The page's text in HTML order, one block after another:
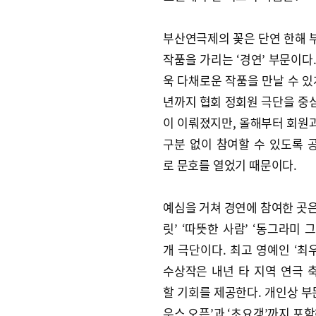
부산연극제의 꽃은 단연 한해
작품을 가리는 ‘경연’ 부문이
욱 다채로운 작품을 만날 수
년까지 협회 정회원 극단을 중
이 이뤄졌지만, 올해부터 회원
구분 없이 참여할 수 있도록
로 문호를 열었기 때문이다.
예심을 거쳐 경연에 참여한 곳
릿’ ‘따뜻한 사람’ ‘동그라미
개 극단이다. 최고 영예인 ‘최
수상작은 내년 타 지역 연극
할 기회를 제공한다. 개인상